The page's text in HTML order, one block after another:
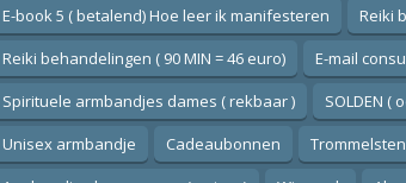
E-book 5 ( betalend) Hoe leer ik manifesteren
Reiki
Reiki behandelingen ( 90 MIN = 46 euro)
E-mail
Spirituele armbandjes dames ( rekbaar )
SOLDEN
Unisex armbandje
Cadeaubonnen